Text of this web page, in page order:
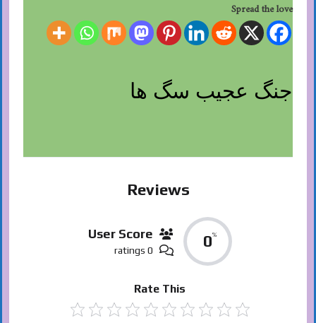
Spread the love
جنگ عجیب سگ ها
Reviews
0%
User Score
0 ratings
Rate This